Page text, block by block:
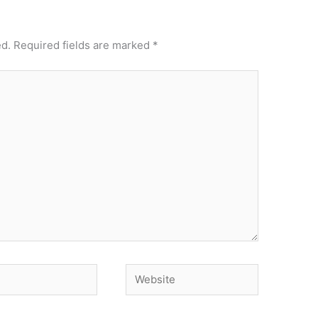
Required fields are marked *
Website